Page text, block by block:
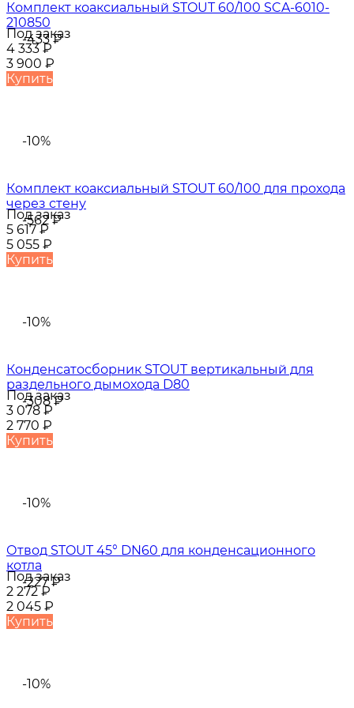
-433₽
Комплект коаксиальный STOUT 60/100 SCA-6010-
210850
Под заказ
4 333₽
3 900 ₽
Купить
-10%
-562₽
Комплект коаксиальный STOUT 60/100 для прохода
через стену
Под заказ
5 617₽
5 055 ₽
Купить
-10%
-308₽
Конденсатосборник STOUT вертикальный для
раздельного дымохода D80
Под заказ
3 078 ₽
2 770 ₽
Купить
-10%
-227₽
Отвод STOUT 45° DN60 для конденсационного
котла
Под заказ
2 272₽
2 045 ₽
Купить
-10%